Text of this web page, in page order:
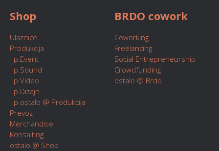
Shop
Ulaznice
Produkcija
p.Event
p.Sound
p.Video
p.Dizajn
p.ostalo @ Produkcija
Prevoz
Merchandise
Konsalting
ostalo @ Shop
BRDO cowork
Coworking
Freelancing
Social Entrepreneurship
Crowdfunding
ostalo @ Brdo